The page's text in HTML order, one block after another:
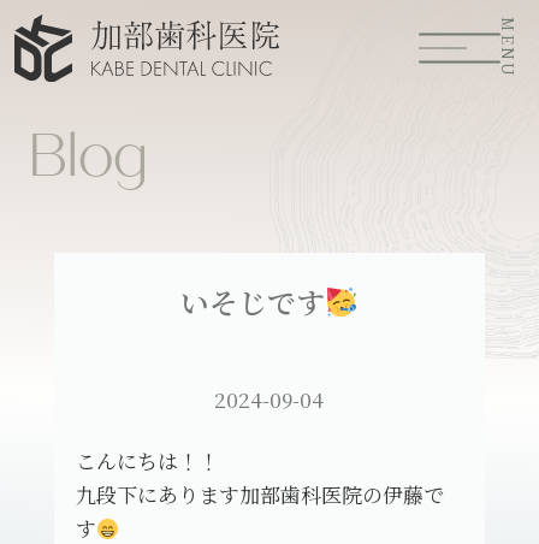
MENU
Blog
いそじです
2024-09-04
こんにちは！！
九段下にあります加部歯科医院の伊藤で
す